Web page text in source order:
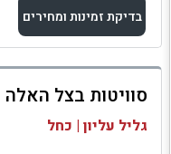
בדיקת זמינות ומחירים
למתחם זה
בדיקת זמינות ומחירים
סוויטות בצל האלה
גליל עליון | כחל